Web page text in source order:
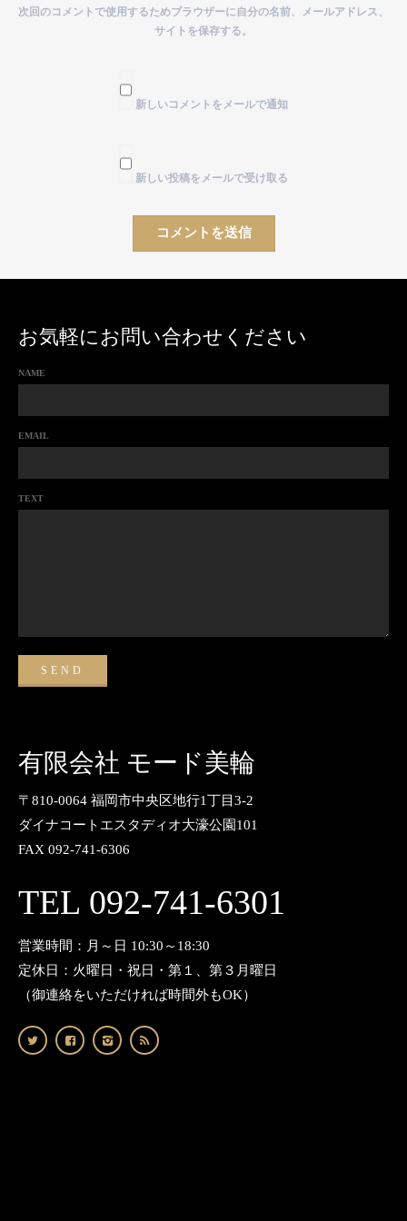
次回のコメントで使用するためブラウザーに自分の名前、メールアドレス、
サイトを保存する。
新しいコメントをメールで通知
新しい投稿をメールで受け取る
お気軽にお問い合わせください
NAME
EMAIL
TEXT
有限会社 モード美輪
〒810-0064 福岡市中央区地行1丁目3-2
ダイナコートエスタディオ大濠公園101
FAX 092-741-6306
TEL 092-741-6301
営業時間：月～日 10:30～18:30
定休日：火曜日・祝日・第１、第３月曜日
（御連絡をいただければ時間外もOK）